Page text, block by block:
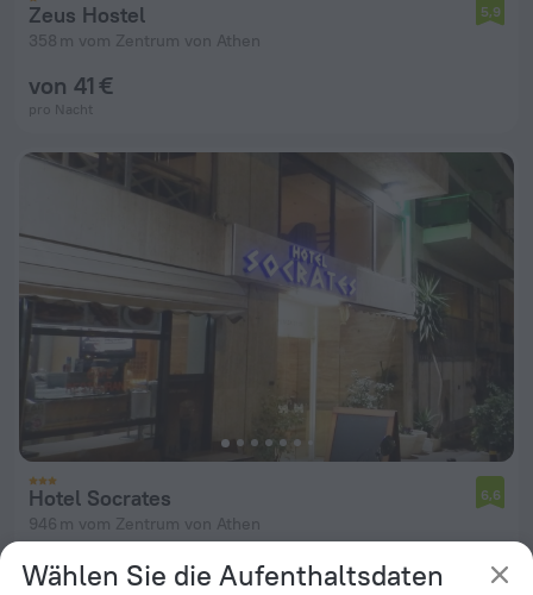
Wählen Sie die Aufenthaltsdaten
Zeus Hostel
358 m vom Zentrum von Athen
5,9
von 41 €
pro Nacht
Hotel Socrates
946 m vom Zentrum von Athen
6,6
von 44 €